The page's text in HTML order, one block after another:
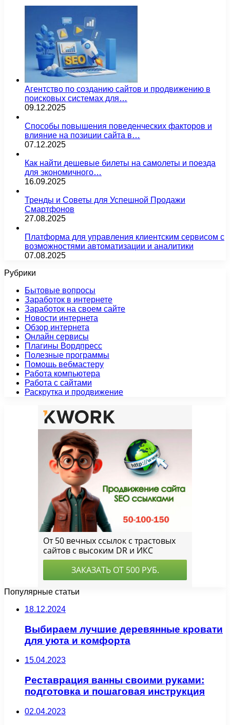
Агентство по созданию сайтов и продвижению в
поисковых системах для…
09.12.2025
Способы повышения поведенческих факторов и
влияние на позиции сайта в…
07.12.2025
Как найти дешевые билеты на самолеты и поезда
для экономичного…
16.09.2025
Тренды и Советы для Успешной Продажи
Смартфонов
27.08.2025
Платформа для управления клиентским сервисом с
возможностями автоматизации и аналитики
07.08.2025
Рубрики
Бытовые вопросы
Заработок в интернете
Заработок на своем сайте
Новости интернета
Обзор интернета
Онлайн сервисы
Плагины Вордпресс
Полезные программы
Помощь вебмастеру
Работа компьютера
Работа с сайтами
Раскрутка и продвижение
Популярные статьи
18.12.2024
Выбираем лучшие деревянные кровати
для уюта и комфорта
15.04.2023
Реставрация ванны своими руками:
подготовка и пошаговая инструкция
02.04.2023